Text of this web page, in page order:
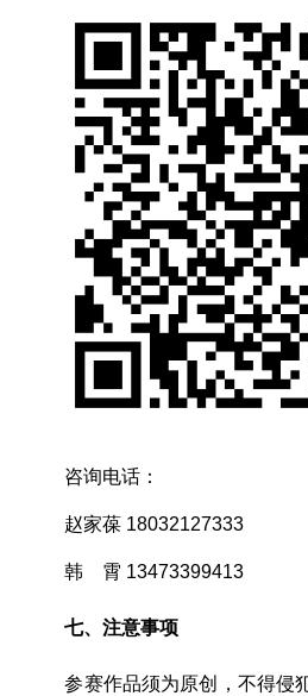
咨询电话：
赵家葆 18032127333
韩 霄 13473399413
七、注意事项
参赛作品须为原创，不得侵